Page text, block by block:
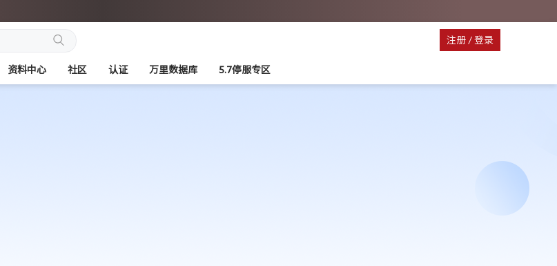
注册 / 登录
资料中心 社区 认证 万里数据库 5.7停服专区